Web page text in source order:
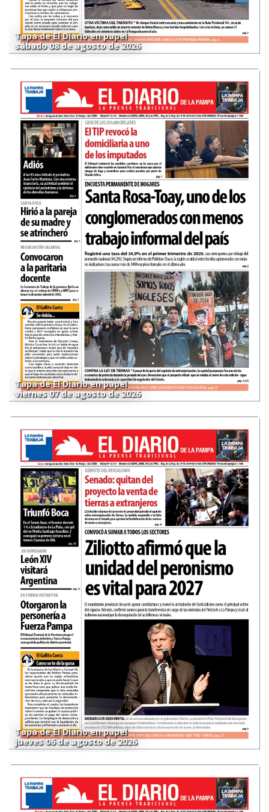
Tapa de El Diario en papel
sábado 08 de agosto de 2026
Tapa de El Diario en papel
viernes 07 de agosto de 2026
Tapa de El Diario en papel
jueves 06 de agosto de 2026